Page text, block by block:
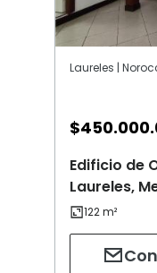
Laureles |
$
Edificio de
Laureles,